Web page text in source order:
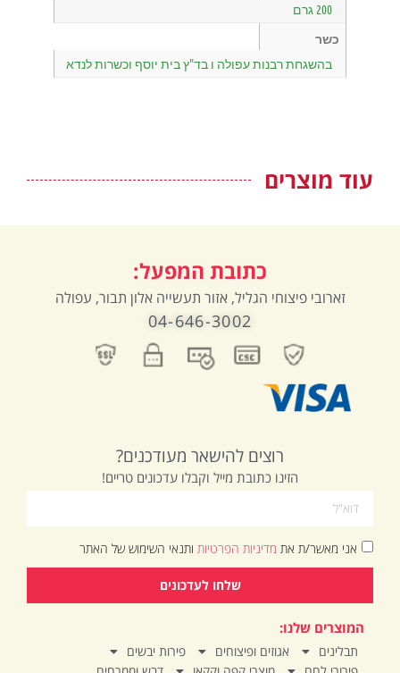
200 גרם
כשר
בהשגחת רבנות עפולה ו בד"ץ בית יוסף וכשרות לנדא
עוד מוצרים
כתובת המפעל:
זארובי פיצוחי הגליל, אזור תעשייה אלון תבור, עפולה
04-646-3002
רוצים להישאר מעודכנים?
הזינו כתובת מייל וקבלו עדכונים טריים!
אני מאשר/ת את מדיניות הפרטיות ותנאי השימוש של האתר
שלחו לעדכונים
המוצרים שלנו:
תבלינים אגוזים ופיצוחים
פירות יבשים